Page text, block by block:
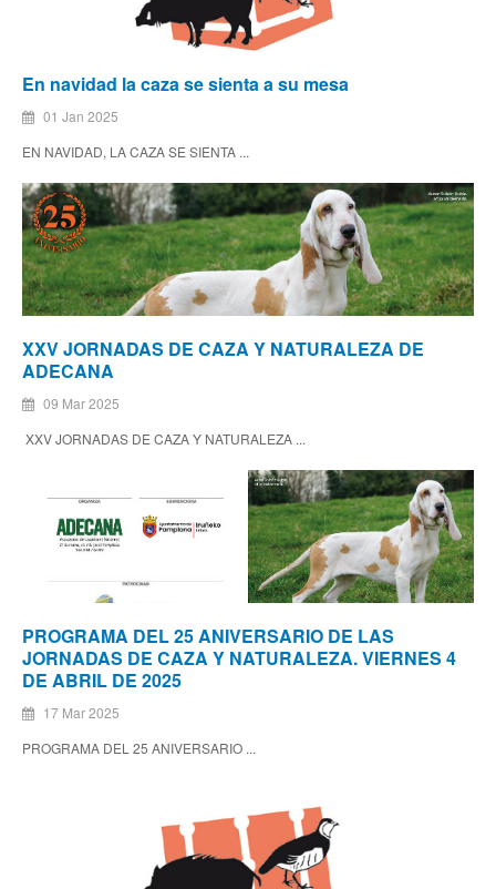
En navidad la caza se sienta a su mesa
01 Jan 2025
EN NAVIDAD, LA CAZA SE SIENTA ...
XXV JORNADAS DE CAZA Y NATURALEZA DE
ADECANA
09 Mar 2025
XXV JORNADAS DE CAZA Y NATURALEZA ...
PROGRAMA DEL 25 ANIVERSARIO DE LAS
JORNADAS DE CAZA Y NATURALEZA. VIERNES 4
DE ABRIL DE 2025
17 Mar 2025
PROGRAMA DEL 25 ANIVERSARIO ...